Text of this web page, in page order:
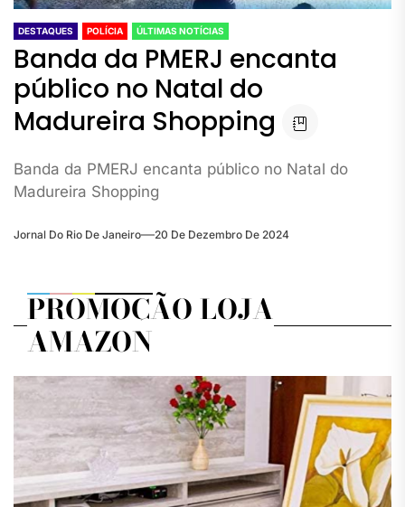
DESTAQUES POLÍCIA ÚLTIMAS NOTÍCIAS
Banda da PMERJ encanta
público no Natal do
Madureira Shopping
Banda da PMERJ encanta público no Natal do
Madureira Shopping
Jornal Do Rio De Janeiro 20 De Dezembro De 2024
PROMOÇÃO LOJA
AMAZON